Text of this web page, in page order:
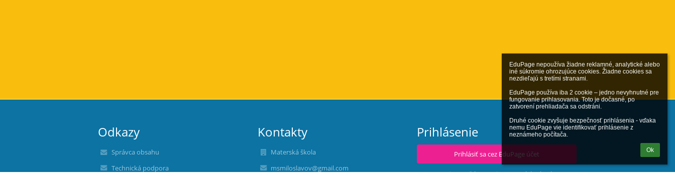
EduPage nepoužíva žiadne reklamné, analytické alebo
iné súkromie ohrozujúce cookies. Žiadne cookies sa
nezdieľajú s tretími stranami.
EduPage používa iba 2 cookie – jedno nevyhnutné pre
fungovanie prihlasovania. Toto je dočasné, po
zatvorení prehliadača sa odstráni.
Druhé cookie zvyšuje bezpečnosť prihlásenia - vďaka
nemu EduPage vie identifikovať prihlásenie z
neznámeho počítača.
Ok
Odkazy
Správca obsahu
Technická podpora
Kontakty
Materská škola
msmiloslavov@gmail.com
Prihlásenie
Prihlásiť sa cez EduPage účet
Neviem prihlasovacie meno alebo heslo